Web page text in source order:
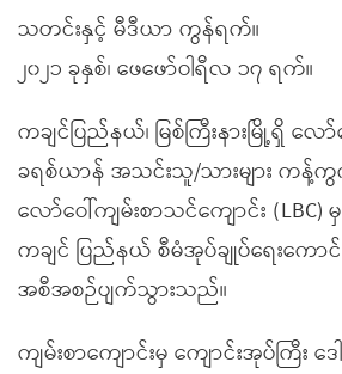
သတင်းနှင့် မီဒီယာ ကွန်ရက်။
၂၀၂၁ ခုနှစ်၊ ဖေဖော်ဝါရီလ ၁၇ ရက်။
ကချင်ပြည်နယ်၊ မြစ်ကြီးနားမြို့ရှိ လော်
ခရစ်ယာန် အသင်းသူ/သားများ
လော်ဝေါ်ကျမ်းစာသင်ကျောင်း (LBC)
ကချင် ပြည်နယ် စီမံအုပ်ချုပ်ရေးက
အစီအစဉ်ပျက်သွားသည်။
ကျမ်းစာကျောင်းမှ ကျောင်းအုပ်ကြီး